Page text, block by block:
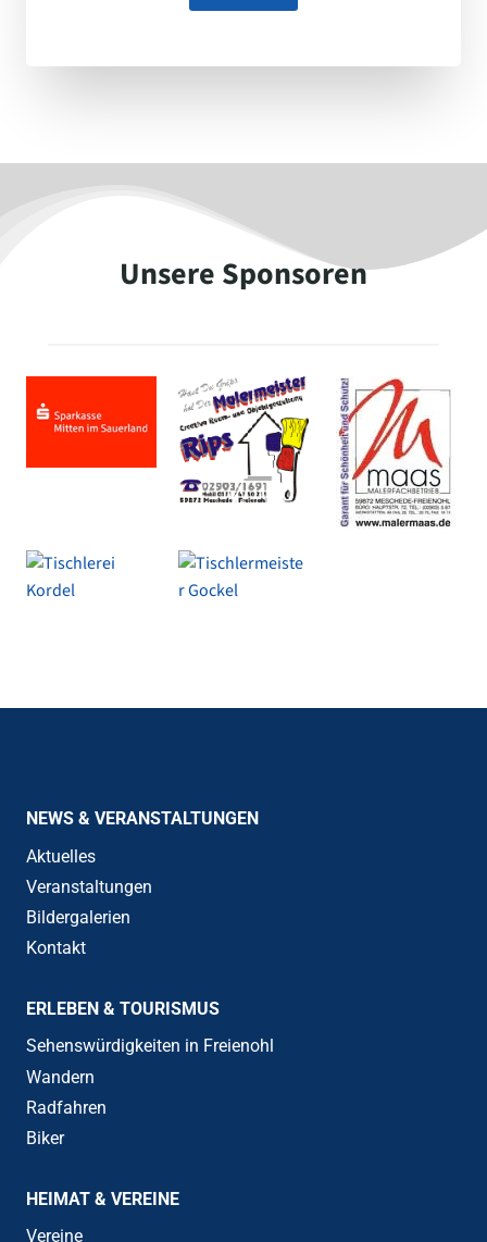
Unsere Sponsoren
NEWS & VERANSTALTUNGEN
Aktuelles
Veranstaltungen
Bildergalerien
Kontakt
ERLEBEN & TOURISMUS
Sehenswürdigkeiten in Freienohl
Wandern
Radfahren
Biker
HEIMAT & VEREINE
Vereine